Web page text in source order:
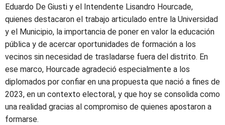
Eduardo De Giusti y el Intendente Lisandro Hourcade,
quienes destacaron el trabajo articulado entre la Universidad
y el Municipio, la importancia de poner en valor la educación
pública y de acercar oportunidades de formación a los
vecinos sin necesidad de trasladarse fuera del distrito. En
ese marco, Hourcade agradeció especialmente a los
diplomados por confiar en una propuesta que nació a fines de
2023, en un contexto electoral, y que hoy se consolida como
una realidad gracias al compromiso de quienes apostaron a
formarse.